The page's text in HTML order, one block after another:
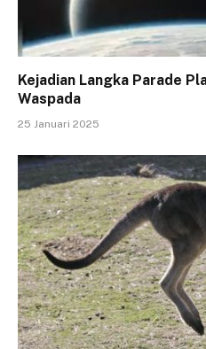
Kejadian Langka Parade
Waspada
25 Januari 2025